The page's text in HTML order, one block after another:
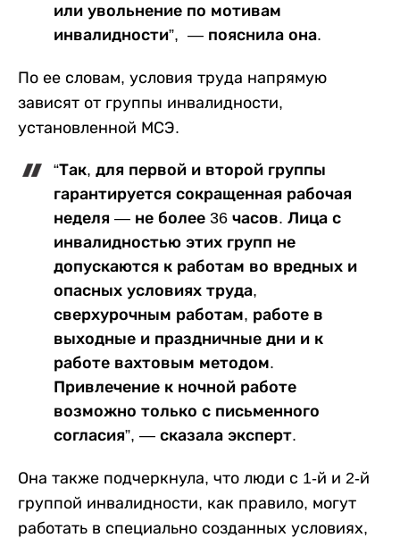
или увольнение по мотивам
инвалидности”, — пояснила она.
По ее словам, условия труда напрямую
зависят от группы инвалидности,
установленной МСЭ.
“Так, для первой и второй группы
гарантируется сокращенная рабочая
неделя — не более 36 часов. Лица с
инвалидностью этих групп не
допускаются к работам во вредных и
опасных условиях труда,
сверхурочным работам, работе в
выходные и праздничные дни и к
работе вахтовым методом.
Привлечение к ночной работе
возможно только с письменного
согласия”, — сказала эксперт.
Она также подчеркнула, что люди с 1-й и 2-й
группой инвалидности, как правило, могут
работать в специально созданных условиях,